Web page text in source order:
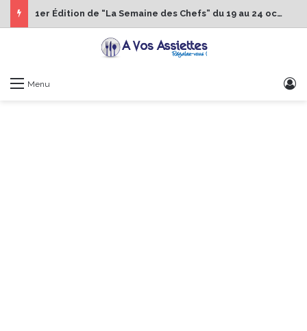
1er Édition de “La Semaine des Chefs” du 19 au 24 octobre 2026
Menu